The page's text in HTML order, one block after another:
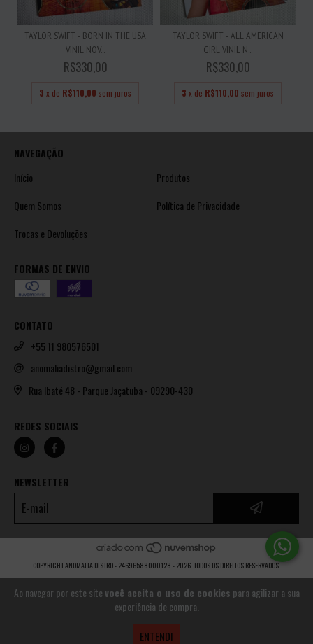
Ao navegar por este sitevocê aceita o uso de cookies para agilizar a sua
experiência de compra.
ENTENDI
TAYLOR SWIFT - BORN IN THE USA
VINIL NOV...
R$330,00
3 x de R$110,00 sem juros
TAYLOR SWIFT - ALL AMERICAN
GIRL VINIL N...
R$330,00
3 x de R$110,00 sem juros
NAVEGAÇÃO
Início
Produtos
Quem Somos
Política de Privacidade
Trocas e Devoluções
FORMAS DE ENVIO
CONTATO
+55 11 980576501
anomaliadistro@gmail.com
Rua Ibaté 48 - Parque Jaçatuba - 09290-430
REDES SOCIAIS
NEWSLETTER
COPYRIGHT ANOMALIA DISTRO - 24696588000128 - 2026. TODOS OS DIREITOS RESERVADOS.